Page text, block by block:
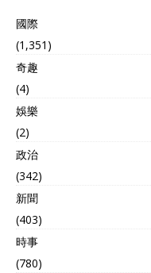
國際
(1,351)
奇趣
(4)
娛樂
(2)
政治
(342)
新聞
(403)
時事
(780)